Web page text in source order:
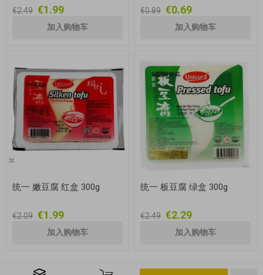
€2.49 €1.99 €0.89 €0.69
统一 嫩豆腐 红盒 300g
€2.09 €1.99
统一 板豆腐 绿盒 300g
€2.49 €2.29